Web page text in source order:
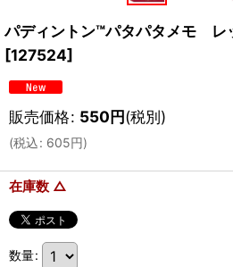
パディントン™パタパタメモ
[127524]
販売価格: 550円(税別)
(税込: 605円)
在庫数 △
数量: